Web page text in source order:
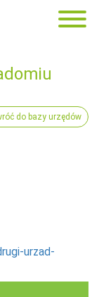
do bazy urzędów
urzad-